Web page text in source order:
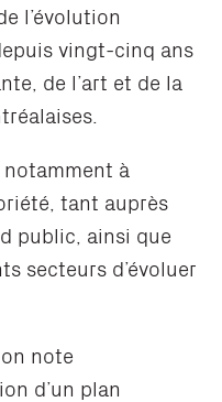
l’évolution
vingt-cinq ans
de l’art et de la
à
tant auprès
public, ainsi que
secteurs d’évoluer
note
d’un plan